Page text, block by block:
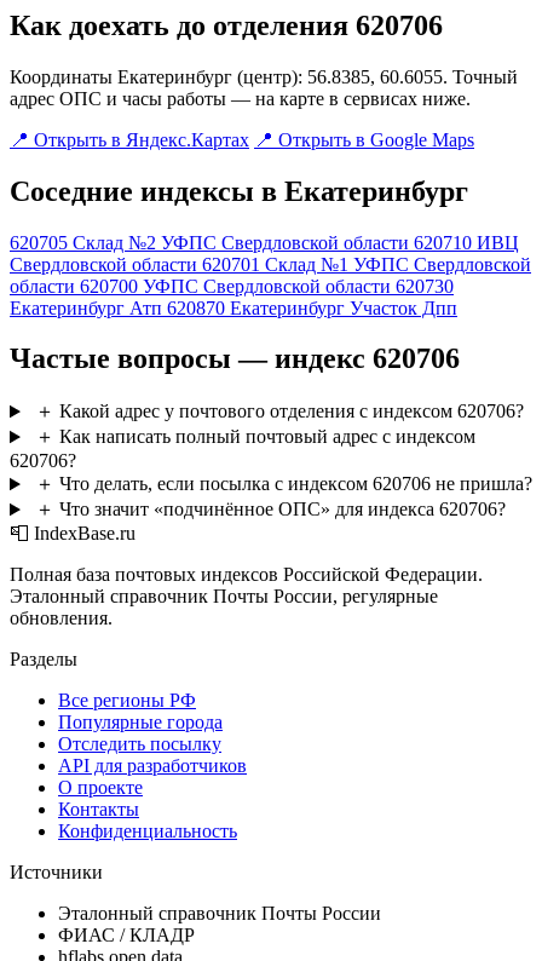
Как доехать до отделения 620706
Координаты Екатеринбург (центр): 56.8385, 60.6055. Точный
адрес ОПС и часы работы — на карте в сервисах ниже.
📍 Открыть в Яндекс.Картах 📍 Открыть в Google Maps
Соседние индексы в Екатеринбург
620705 Склад №2 УФПС Свердловской области 620710 ИВЦ
Свердловской области 620701 Склад №1 УФПС Свердловской
области 620700 УФПС Свердловской области 620730
Екатеринбург Атп 620870 Екатеринбург Участок Дпп
Частые вопросы — индекс 620706
＋ Какой адрес у почтового отделения с индексом 620706?
＋ Как написать полный почтовый адрес с индексом
620706?
＋ Что делать, если посылка с индексом 620706 не пришла?
＋ Что значит «подчинённое ОПС» для индекса 620706?
📮 IndexBase.ru
Полная база почтовых индексов Российской Федерации.
Эталонный справочник Почты России, регулярные
обновления.
Разделы
Все регионы РФ
Популярные города
Отследить посылку
API для разработчиков
О проекте
Контакты
Конфиденциальность
Источники
Эталонный справочник Почты России
ФИАС / КЛАДР